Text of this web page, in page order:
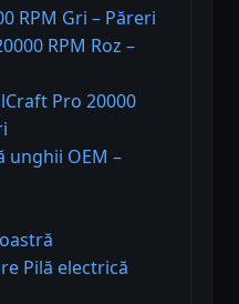
RPM Gri – Păreri
RPM Roz –
Pro 20000
unghii OEM –
Pilă electrică